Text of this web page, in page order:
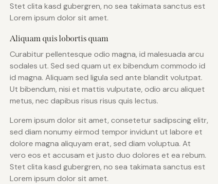
Stet clita kasd gubergren, no sea takimata sanctus est
Lorem ipsum dolor sit amet.
Aliquam quis lobortis quam
Curabitur pellentesque odio magna, id malesuada arcu
sodales ut. Sed sed quam ut ex bibendum commodo id
id magna. Aliquam sed ligula sed ante blandit volutpat.
Ut bibendum, nisi et mattis vulputate, odio arcu aliquet
metus, nec dapibus risus risus quis lectus.
Lorem ipsum dolor sit amet, consetetur sadipscing elitr,
sed diam nonumy eirmod tempor invidunt ut labore et
dolore magna aliquyam erat, sed diam voluptua. At
vero eos et accusam et justo duo dolores et ea rebum.
Stet clita kasd gubergren, no sea takimata sanctus est
Lorem ipsum dolor sit amet.